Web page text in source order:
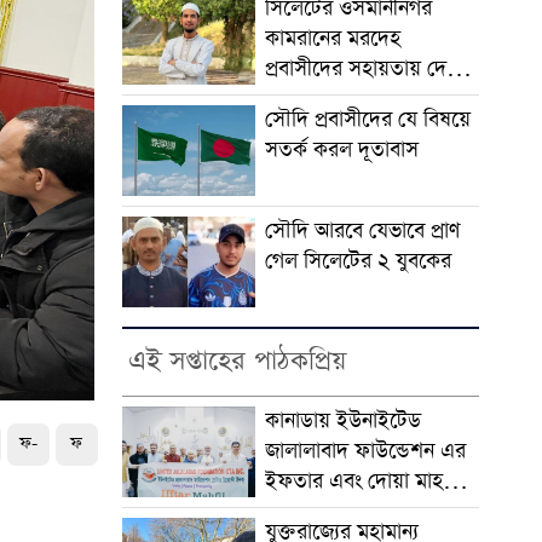
ফ- ফ
সিলেটের ওসমানীনগর
কামরানের মরদেহ
প্রবাসীদের সহায়তায় দেশে
ফিরছে
সৌদি প্রবাসীদের যে বিষয়ে
সতর্ক করল দূতাবাস
সৌদি আরবে যেভাবে প্রাণ
গেল সিলেটের ২ যুবকের
এই সপ্তাহের পাঠকপ্রিয়
কানাডায় ইউনাইটেড
জালালাবাদ ফাউন্ডেশন এর
ইফতার এবং দোয়া মাহফিল
সম্পন্ন
যুক্তরাজ্যের মহামান্য